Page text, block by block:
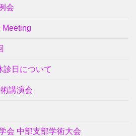
会
Meeting
診日について
講演会
会 中部支部学術大会